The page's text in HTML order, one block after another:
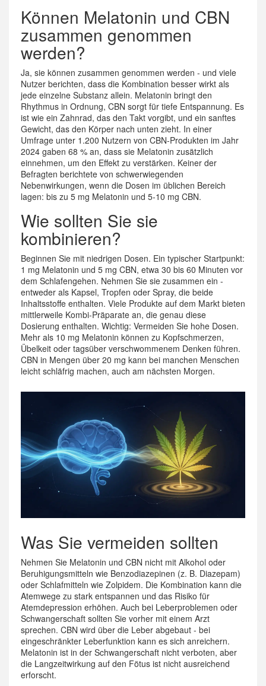
Können Melatonin und CBN
zusammen genommen
werden?
Ja, sie können zusammen genommen werden - und viele
Nutzer berichten, dass die Kombination besser wirkt als
jede einzelne Substanz allein. Melatonin bringt den
Rhythmus in Ordnung, CBN sorgt für tiefe Entspannung. Es
ist wie ein Zahnrad, das den Takt vorgibt, und ein sanftes
Gewicht, das den Körper nach unten zieht. In einer
Umfrage unter 1.200 Nutzern von CBN-Produkten im Jahr
2024 gaben 68 % an, dass sie Melatonin zusätzlich
einnehmen, um den Effekt zu verstärken. Keiner der
Befragten berichtete von schwerwiegenden
Nebenwirkungen, wenn die Dosen im üblichen Bereich
lagen: bis zu 5 mg Melatonin und 5-10 mg CBN.
Wie sollten Sie sie
kombinieren?
Beginnen Sie mit niedrigen Dosen. Ein typischer Startpunkt:
1 mg Melatonin und 5 mg CBN, etwa 30 bis 60 Minuten vor
dem Schlafengehen. Nehmen Sie sie zusammen ein -
entweder als Kapsel, Tropfen oder Spray, die beide
Inhaltsstoffe enthalten. Viele Produkte auf dem Markt bieten
mittlerweile Kombi-Präparate an, die genau diese
Dosierung enthalten. Wichtig: Vermeiden Sie hohe Dosen.
Mehr als 10 mg Melatonin können zu Kopfschmerzen,
Übelkeit oder tagsüber verschwommenem Denken führen.
CBN in Mengen über 20 mg kann bei manchen Menschen
leicht schläfrig machen, auch am nächsten Morgen.
Was Sie vermeiden sollten
Nehmen Sie Melatonin und CBN nicht mit Alkohol oder
Beruhigungsmitteln wie Benzodiazepinen (z. B. Diazepam)
oder Schlafmitteln wie Zolpidem. Die Kombination kann die
Atemwege zu stark entspannen und das Risiko für
Atemdepression erhöhen. Auch bei Leberproblemen oder
Schwangerschaft sollten Sie vorher mit einem Arzt
sprechen. CBN wird über die Leber abgebaut - bei
eingeschränkter Leberfunktion kann es sich anreichern.
Melatonin ist in der Schwangerschaft nicht verboten, aber
die Langzeitwirkung auf den Fötus ist nicht ausreichend
erforscht.